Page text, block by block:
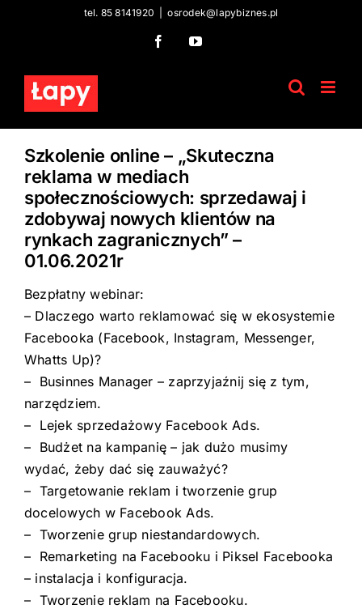
tel. 85 8141920 osrodek@lapybiznes.pl
FacebookYouTube
Szkolenie online – „Skuteczna
reklama w mediach
społecznościowych: sprzedawaj i
zdobywaj nowych klientów na
rynkach zagranicznych” –
01.06.2021r
Bezpłatny webinar:
– Dlaczego warto reklamować się w ekosystemie
Facebooka (Facebook, Instagram, Messenger,
Whatts Up)?
– Businnes Manager – zaprzyjaźnij się z tym,
narzędziem.
– Lejek sprzedażowy Facebook Ads.
– Budżet na kampanię – jak dużo musimy
wydać, żeby dać się zauważyć?
– Targetowanie reklam i tworzenie grup
docelowych w Facebook Ads.
– Tworzenie grup niestandardowych.
– Remarketing na Facebooku i Piksel Facebooka
– instalacja i konfiguracja.
– Tworzenie reklam na Facebooku.